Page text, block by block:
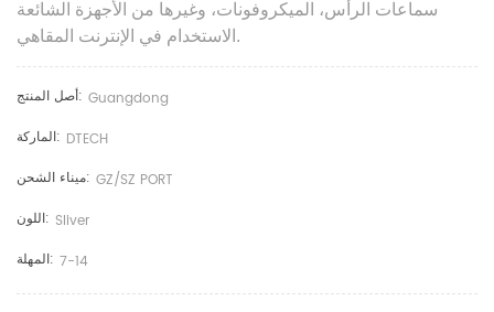
سماعات الرأس، الميكروفونات، وغيرها من الأجهزة الشائعة
الاستخدام في الإنترنت المقاهي.
أصل المنتج: Guangdong
الماركة: DTECH
ميناء الشحن: GZ/SZ PORT
اللون: Sliver
المهلة: 7-14